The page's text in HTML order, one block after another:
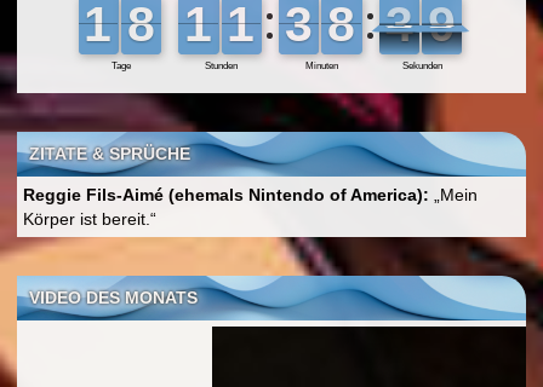
ZITATE & SPRÜCHE
Reggie Fils-Aimé (ehemals Nintendo of America): „Mein
Körper ist bereit.“
VIDEO DES MONATS